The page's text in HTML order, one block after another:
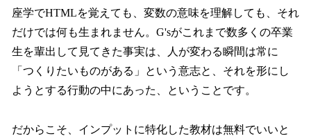
座学でHTMLを覚えても、変数の意味を理解しても、それ
だけでは何も生まれません。G'sがこれまで数多くの卒業
生を輩出して見てきた事実は、人が変わる瞬間は常に
「つくりたいものがある」という意志と、それを形にし
ようとする行動の中にあった、ということです。
だからこそ、インプットに特化した教材は無料でいいと